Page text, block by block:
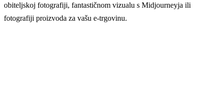
obiteljskoj fotografiji, fantastičnom vizualu s Midjourneyja ili
fotografiji proizvoda za vašu e-trgovinu.